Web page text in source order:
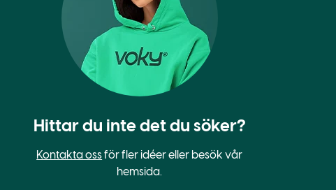
Hittar du inte det du söker?
Kontakta ossför fler idéer eller besök vår
hemsida.